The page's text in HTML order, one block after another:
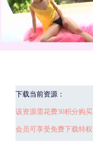
下载当前资源：
该资源需花费30积分购买
会员可享受免费下载特权